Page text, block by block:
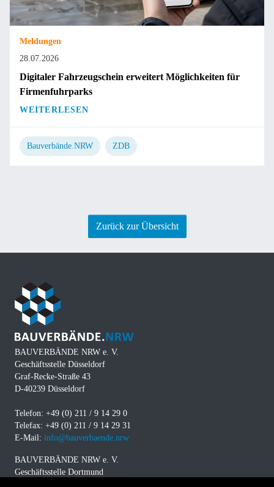
Meldungen
28.07.2026
Digitaler Fahrzeugschein erweitert Möglichkeiten für
Firmenfuhrparks
WEITERLESEN
Bauverbände.NRW ZDB
Zurück zur Übersicht
BAUVERBÄNDE NRW e. V.
Geschäftsstelle Düsseldorf
Graf-Recke-Straße 43
D-40239 Düsseldorf
Telefon: +49 (0) 211 / 9 14 29 0
Telefax: +49 (0) 211 / 9 14 29 31
E-Mail: info@bauverbaende.nrw
BAUVERBÄNDE NRW e. V.
Geschäftsstelle Dortmund